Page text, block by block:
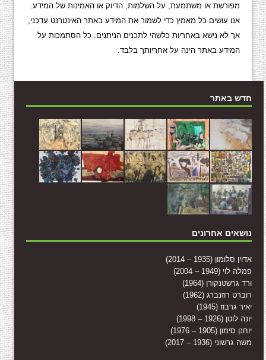
מפורשת או משתמעת, על השלמות, הדיוק או האמינות של המידע.
אנו עושים כל מאמץ כדי לשמור את המידע באתר האינטרנט עדכני,
אך לא נישא באחריות כלשהי לתכנים הניתנים. כל הסתמכות על
המידע באתר הינה על אחריותך בלבד.
חדש באתר
נושאים אחרונים
אדוין סלומון (1935 – 2014)
פמלה לוי (1949 – 2004)
ורד גרשטנקורן (1964)
רוברט רוזנברג (1962)
יאיר גרבוז (1945)
יונה לוטן (1926 – 1998)
יוחנן סימון (1905 – 1976)
משה גרשוני (1936 – 2017)